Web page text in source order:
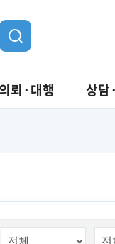
의뢰·대행 상담